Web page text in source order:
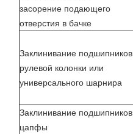
засорение подающего
отверстия в бачке
Заклинивание подшипников
рулевой колонки или
универсального шарнира
Заклинивание подшипников
цапфы